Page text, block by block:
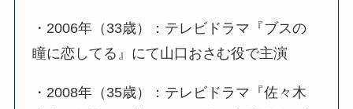
・2006年（33歳）：テレビドラマ『ブスの
瞳に恋してる』にて山口おさむ役で主演
・2008年（35歳）：テレビドラマ『佐々木